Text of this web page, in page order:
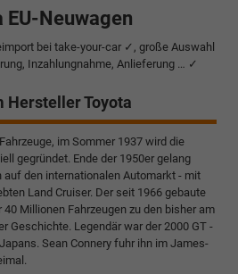
EU-Neuwagen
bei take-your-car ✓, große Auswahl
Inzahlungnahme, Anlieferung … ✓
Hersteller Toyota
im Sommer 1937 wird die
gegründet. Ende der 1950er gelang
auf den internationalen Automarkt - mit
Land Cruiser. Der seit 1966 gebaute
Millionen Fahrzeugen zu den bisher am
Geschichte. Legendär war der 2000 GT -
Sean Connery fuhr ihn im James-